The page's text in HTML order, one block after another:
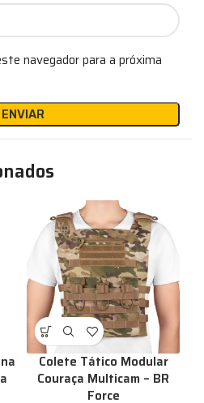
navegador para a próxima
Colete Tático Modular
Couraça Multicam – BR
Force